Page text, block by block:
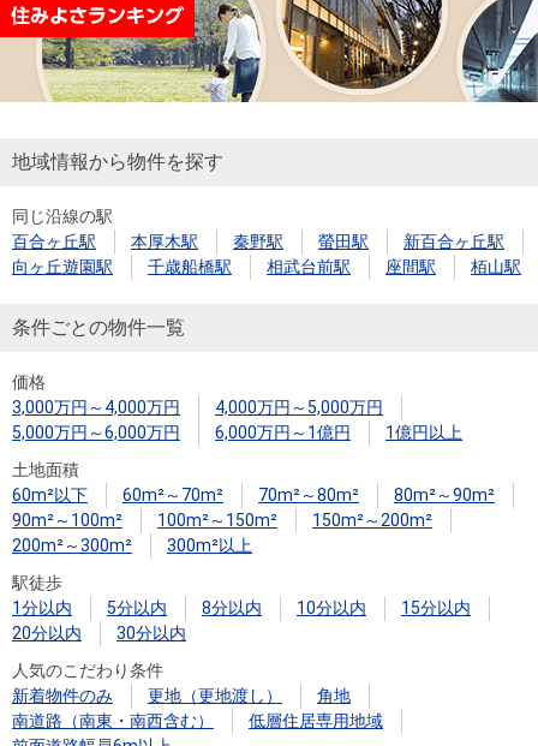
地域情報から物件を探す
同じ沿線の駅
百合ヶ丘駅
本厚木駅 秦野駅 螢田駅
新百合ヶ丘駅
向ヶ丘遊園駅
千歳船橋駅 相武台前駅 座間駅 栢山駅
条件ごとの物件一覧
価格
3,000万円～4,000万円
4,000万円～5,000万円
5,000万円～6,000万円
6,000万円～1億円
1億円以上
土地面積
60m²以下
60m²～70m² 70m²～80m²
80m²～90m²
90m²～100m²
100m²～150m²
150m²～200m²
200m²～300m²
300m²以上
駅徒歩
1分以内
5分以内 8分以内 10分以内
15分以内
20分以内
30分以内
人気のこだわり条件
新着物件のみ
更地（更地渡し）
角地
南道路（南東・南西含む）
低層住居専用地域